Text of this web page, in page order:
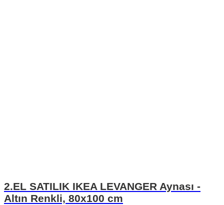
2.EL SATILIK IKEA LEVANGER Aynası -
Altın Renkli, 80x100 cm